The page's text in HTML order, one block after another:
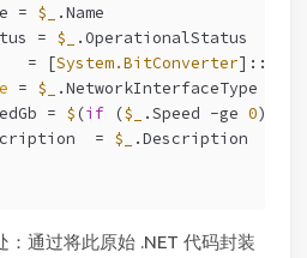
=
$_
.Name
=
$_
.OperationalStatus
= [
System.BitConverter
= $_
.NetworkInterfaceType
=
$ (if ($_ .Speed -ge 0) {
=
$_
.Description
通过将此原始 .NET 代码封装